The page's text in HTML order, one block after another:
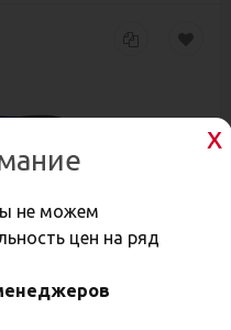
не можем
цен на ряд